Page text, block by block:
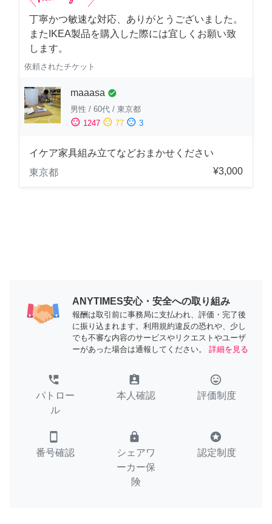
丁寧かつ敏速な対応、ありがとうございました。
またIKEA製品を購入した際には宜しくお願い致
します。
依頼されたチケット
maaasa check_circle
男性 / 60代 / 東京都
sentiment_satisfied 1247 sentiment_neutral 77 sentiment_dissatisfied 3
イケア家具組み立てなどおまかせください
東京都
¥3,000
ANYTIMES安心・安全への取り組み
報酬は取引前に事務局に支払われ、評価・完了後
に振り込まれます。利用規約違反の恐れや、少し
でも不審な内容のサービスやリクエストやユーザ
ーがあった場合は通報してください。
詳細を見る
perm_phone_msg
パトロー
ル
assignment_ind
本人確認
tag_faces
評価制度
smartphone
番号確認
lock
シェアワ
ーカー保
険
stars
認定制度